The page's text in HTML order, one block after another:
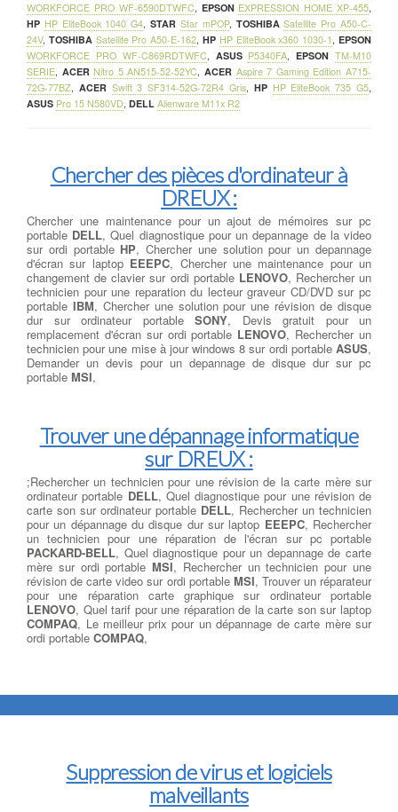
WORKFORCE PRO WF-6590DTWFC, EPSON EXPRESSION HOME XP-455,
HP HP EliteBook 1040 G4,STAR Star mPOP, TOSHIBA Satellite Pro A50-C-
24V, TOSHIBA Satellite Pro A50-E-162,HP HP EliteBook x360 1030-1 ,EPSON
WORKFORCE PRO WF-C869RDTWFC, ASUS P5340FA,EPSON TM-M10
SERIE, ACER Nitro 5 AN515-52-52YC,ACER Aspire 7 Gaming Edition A715-
72G-77BZ, ACER Swift 3 SF314-52G-72R4 Gris, HP HP EliteBook 735 G5,
ASUS Pro 15 N580VD, DELL Alienware M11x R2
Chercher des pièces d'ordinateur à
DREUX :
Chercher une maintenance pour un ajout de mémoires sur pc
portable DELL, Quel diagnostique pour un depannage de la video
sur ordi portable HP, Chercher une solution pour un depannage
d'écran sur laptop EEEPC, Chercher une maintenance pour un
changement de clavier sur ordi portable LENOVO, Rechercher un
technicien pour une reparation du lecteur graveur CD/DVD sur pc
portable IBM, Chercher une solution pour une révision de disque
dur sur ordinateur portable SONY, Devis gratuit pour un
remplacement d'écran sur ordi portable LENOVO, Rechercher un
technicien pour une mise à jour windows 8 sur ordi portable ASUS,
Demander un devis pour un depannage de disque dur sur pc
portable MSI,
Trouver une dépannage informatique
sur DREUX :
;Rechercher un technicien pour une révision de la carte mère sur
ordinateur portable DELL, Quel diagnostique pour une révision de
carte son sur ordinateur portable DELL, Rechercher un technicien
pour un dépannage du disque dur sur laptop EEEPC, Rechercher
un technicien pour une réparation de l'écran sur pc portable
PACKARD-BELL, Quel diagnostique pour un depannage de carte
mère sur ordi portableMSI, Rechercher un technicien pour une
révision de carte video sur ordi portable MSI, Trouver un réparateur
pour une réparation carte graphique sur ordinateur portable
LENOVO, Quel tarif pour une réparation de la carte son sur laptop
COMPAQ, Le meilleur prix pour un dépannage de carte mère sur
ordi portable COMPAQ,
Suppression de virus et logiciels
malveillants